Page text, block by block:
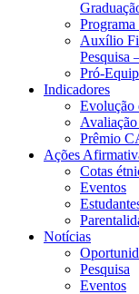
Auxílio
Pesquisa
Pró-
Indicadores
Evolução
Prêmio
Ações
Cotas
Eventos
Notícias
Pesquisa
Eventos